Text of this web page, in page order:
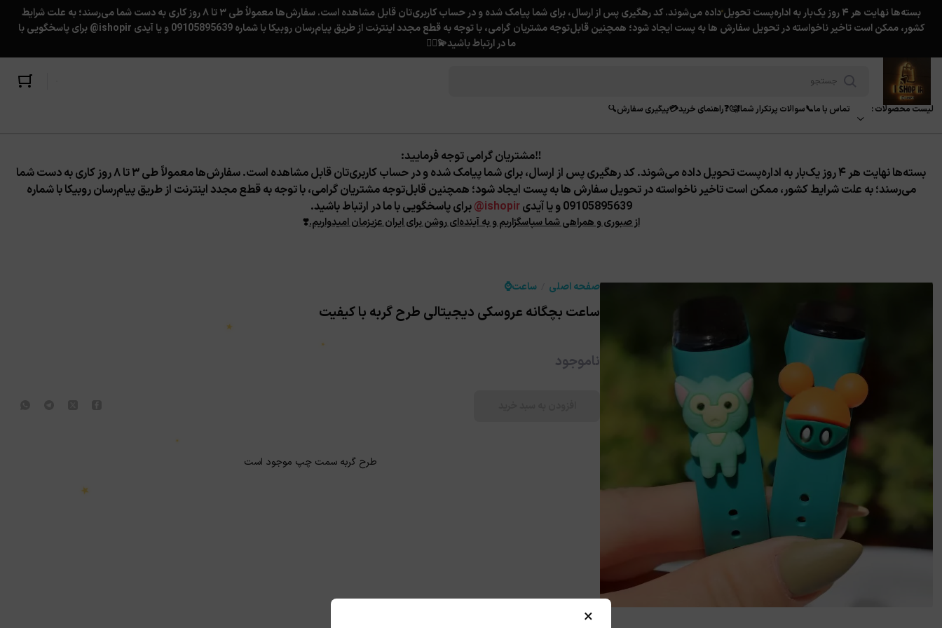
بسته‌ها نهایت هر ۴ روز یک‌بار به اداره‌پست تحویل داده می‌شوند. کد رهگیری پس از ارسال، برای شما پیامک شده و در حساب کاربری‌تان قابل مشاهده است. سفارش‌ها معمولاً طی ۳ تا ۸ روز کاری به دست شما می‌رسند؛ به علت شرایط
کشور، ممکن است تاخیر ناخواسته در تحویل سفارش ها به پست ایجاد شود؛ همچنین قابل‌توجه مشتریان گرامی، با توجه به قطع مجدد اینترنت از طریق پیام‌رسان روبیکا با شماره 09105895639 و یا آیدی ishopir@ برای پاسخگویی با
ما در ارتباط باشید💫❤️‍🔥
لیست محصولات : تماس با ما📞سوالات پرتکرار شما❗️🤔❓راهنمای خرید💳پیگیری سفارش🔍
‼️مشتریان گرامی توجه فرمایید:
بسته‌ها نهایت هر ۴ روز یک‌بار به اداره‌پست تحویل داده می‌شوند. کد رهگیری پس از ارسال، برای شما پیامک شده و در حساب کاربری‌تان قابل مشاهده است. سفارش‌ها معمولاً طی ۳ تا ۸ روز کاری به دست شما
می‌رسند؛به علت شرایط کشور، ممکن است تاخیر ناخواسته در تحویل سفارش ها به پست ایجاد شود؛ همچنین قابل‌توجه مشتریان گرامی، با توجه به قطع مجدد اینترنت از طریق پیام‌رسان روبیکا با شماره
09105895639 و یا آیدی
ishopir@ برای پاسخگویی با ما در ارتباط باشید.
از صبوری و همراهی شما سپاسگزاریم و به آینده‌ای روشن برای ایران عزیزمان امیدواریم.❣️
صفحه اصلی ساعت⌚️
ساعت بچگانه عروسکی دیجیتالی طرح گربه با کیفیت
ناموجود
طرح گربه سمت چپ موجود است
×
★
★